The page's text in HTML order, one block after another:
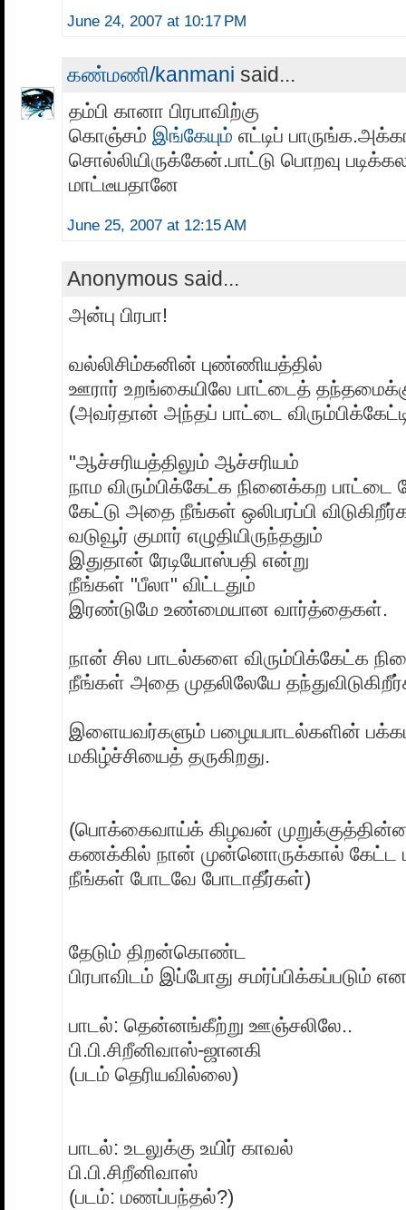
June 24, 2007 at 10:17 PM
கண்மணி/kanmani said...
தம்பி கானா பிரபாவிற்கு
கொஞ்சம் இங்கேயும் எட்டிப்
சொல்லியிருக்கேன்.பாட்டு பொறவு
மாட்டீயதானே
June 25, 2007 at 12:15 AM
Anonymous said...
அன்பு பிரபா!
வல்லிசிம்கனின் புண்ணியத்தில்
ஊரார் உறங்கையிலே பாட்டைத்
(அவர்தான் அந்தப் பாட்டை
"ஆச்சரியத்திலும் ஆச்சரியம்
நாம விரும்பிக்கேட்க நினைக்கற பாட்டை
கேட்டு அதை நீங்கள் ஒலிபரப்பி
வடுவூர் குமார் எழுதியிருந்ததும்
இதுதான் ரேடியோஸ்பதி என்று
நீங்கள் "பீலா" விட்டதும்
இரண்டுமே உண்மையான வார்த்தைகள்.
நான் சில பாடல்களை விரும்பிக்கேட்க
நீங்கள் அதை முதலிலேயே
இளையவர்களும் பழையபாடல்களின் பக்கம்
மகிழ்ச்சியைத் தருகிறது.
(பொக்கைவாய்க் கிழவன்
கணக்கில் நான் முன்னொருக்கால் கேட்ட
நீங்கள் போடவே போடாதீர்கள்)
தேடும் திறன்கொண்ட
பிரபாவிடம் இப்போது சமர்ப்பிக்கப்படும்
பாடல்: தென்னங்கீற்று ஊஞ்சலிலே..
பி.பி.சிறீனிவாஸ்-ஜானகி
(படம் தெரியவில்லை)
பாடல்: உடலுக்கு உயிர் காவல்
பி.பி.சிறீனிவாஸ்
(படம்: மணப்பந்தல்?)